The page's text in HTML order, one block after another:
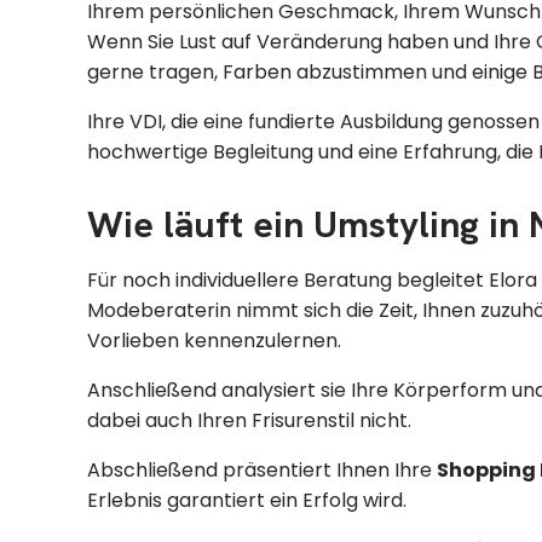
Ihrem persönlichen Geschmack, Ihrem
Wenn Sie Lust auf Veränderung haben und
gerne tragen, Farben abzustimmen und einige
Ihre VDI, die eine fundierte Ausbildung
hochwertige Begleitung und eine Erfahrung,
Wie läuft ein Umstyling in
Für noch individuellere Beratung begleitet
Modeberaterin nimmt sich die Zeit, Ihnen
Vorlieben kennenzulernen.
Anschließend analysiert sie Ihre Körperform
dabei auch Ihren Frisurenstil nicht.
Abschließend präsentiert Ihnen Ihre Shopping
Erlebnis garantiert ein Erfolg wird.